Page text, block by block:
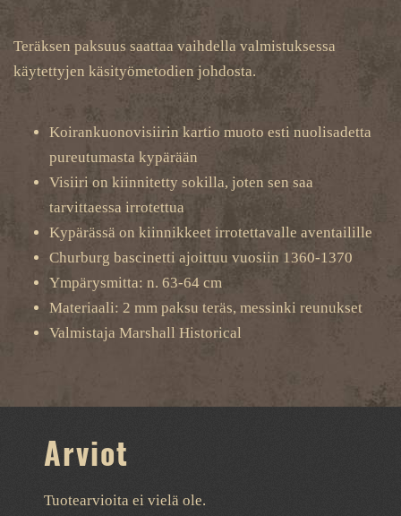
Teräksen paksuus saattaa vaihdella valmistuksessa
käytettyjen käsityömetodien johdosta.
Koirankuonovisiirin kartio muoto esti nuolisadetta
pureutumasta kypärään
Visiiri on kiinnitetty sokilla, joten sen saa
tarvittaessa irrotettua
Kypärässä on kiinnikkeet irrotettavalle aventailille
Churburg bascinetti ajoittuu vuosiin 1360-1370
Ympärysmitta: n. 63-64 cm
Materiaali: 2 mm paksu teräs, messinki reunukset
Valmistaja Marshall Historical
Arviot
Tuotearvioita ei vielä ole.